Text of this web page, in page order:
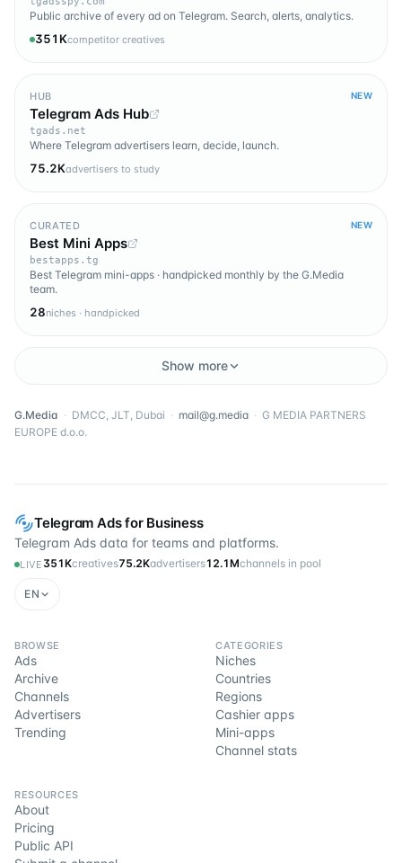
Telegram Ads for Business
Telegram Ads data for teams and platforms.
LIVE 351Kcreatives75.2Kadvertisers12.1Mchannels in pool
EN
BROWSE
Ads
Archive
Channels
Advertisers
Trending
CATEGORIES
Niches
Countries
Regions
Cashier apps
Mini-apps
Channel stats
RESOURCES
About
Pricing
Public API
Public archive of every ad on Telegram. Search, alerts, analytics.
351Kcompetitor creatives
HUB NEW
Telegram Ads Hub
tgads.net
Where Telegram advertisers learn, decide, launch.
75.2Kadvertisers to study
CURATED NEW
Best Mini Apps
bestapps.tg
Best Telegram mini-apps · handpicked monthly by the G.Media
team.
28niches · handpicked
Show more
G.Media · DMCC, JLT, Dubai · mail@g.media · G MEDIA PARTNERS
EUROPE d.o.o.